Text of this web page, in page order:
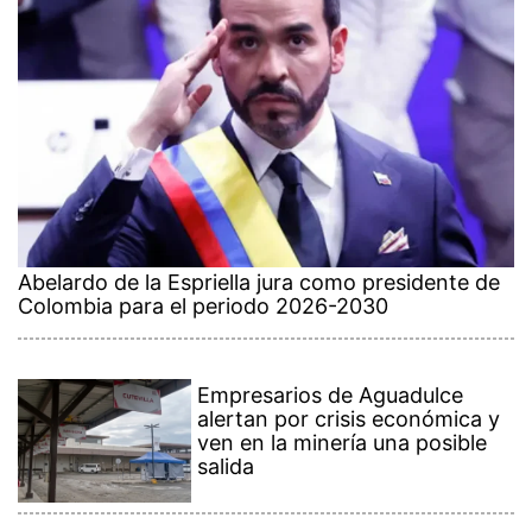
Abelardo de la Espriella jura como presidente de
Colombia para el periodo 2026-2030
Empresarios de Aguadulce
alertan por crisis económica y
ven en la minería una posible
salida